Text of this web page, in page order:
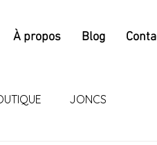
À propos Blog
JONCS